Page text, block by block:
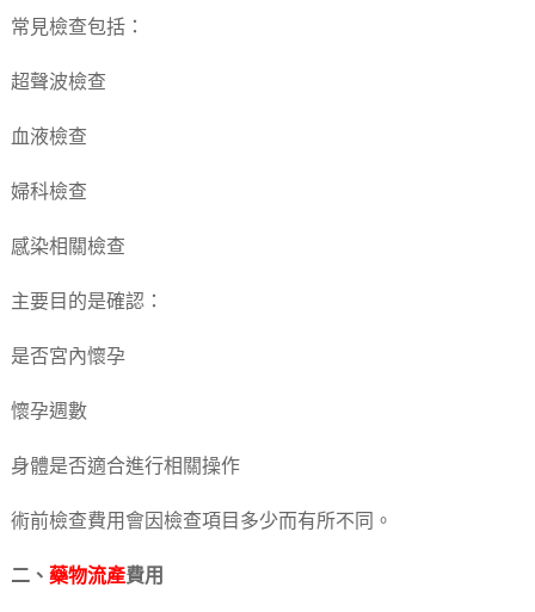
常見檢查包括：
超聲波檢查
血液檢查
婦科檢查
感染相關檢查
主要目的是確認：
是否宮內懷孕
懷孕週數
身體是否適合進行相關操作
術前檢查費用會因檢查項目多少而有所不同。
二、 藥物流產費用